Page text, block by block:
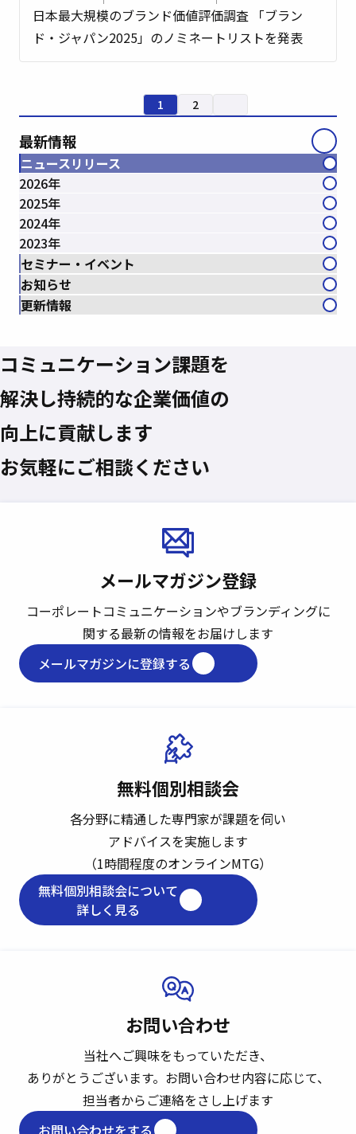
日本最大規模のブランド価値評価調査 「ブラン
ド・ジャパン2025」のノミネートリストを発表
1 2
最新情報
ニュースリリース
2026年
2025年
2024年
2023年
セミナー・イベント
お知らせ
更新情報
コミュニケーション課題を
解決し持続的な企業価値の
向上に貢献します
お気軽にご相談ください
メールマガジン登録
コーポレートコミュニケーションやブランディングに
関する最新の情報をお届けします
メールマガジンに登録する
無料個別相談会
各分野に精通した専門家が課題を伺い
アドバイスを実施します
（1時間程度のオンラインMTG）
無料個別相談会について
詳しく見る
お問い合わせ
当社へご興味をもっていただき、
ありがとうございます。 お問い合わせ内容に応じて、
担当者からご連絡をさし上げます
お問い合わせをする